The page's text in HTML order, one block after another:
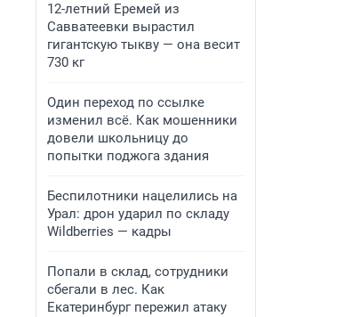
12-летний Еремей из
Савватеевки вырастил
гигантскую тыкву — она весит
730 кг
Один переход по ссылке
изменил всё. Как мошенники
довели школьницу до
попытки поджога здания
Беспилотники нацелились на
Урал: дрон ударил по складу
Wildberries — кадры
Попали в склад, сотрудники
сбегали в лес. Как
Екатеринбург пережил атаку